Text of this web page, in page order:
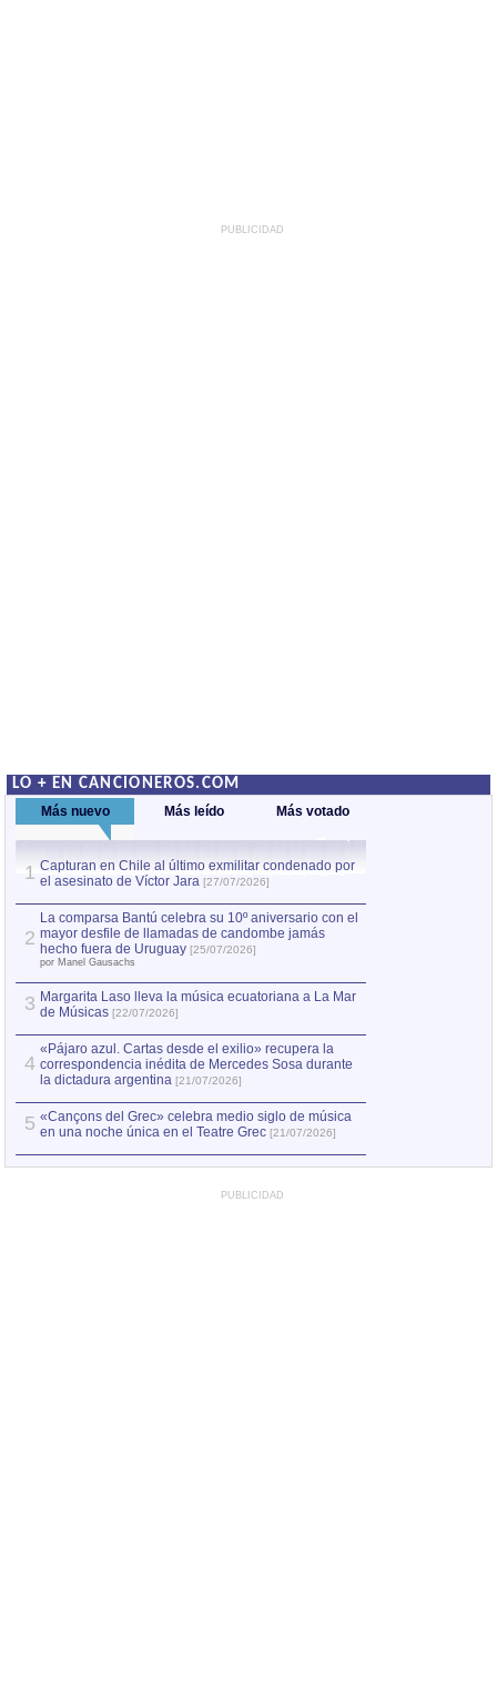
PUBLICIDAD
LO + EN CANCIONEROS.COM
Más nuevo Más leído Más votado
1 Capturan en Chile al último exmilitar condenado por
el asesinato de Víctor Jara [27/07/2026]
2
La comparsa Bantú celebra su 10º aniversario con el
mayor desfile de llamadas de candombe jamás
hecho fuera de Uruguay [25/07/2026]
por Manel Gausachs
3 Margarita Laso lleva la música ecuatoriana a La Mar
de Músicas [22/07/2026]
4
«Pájaro azul. Cartas desde el exilio» recupera la
correspondencia inédita de Mercedes Sosa durante
la dictadura argentina [21/07/2026]
5 «Cançons del Grec» celebra medio siglo de música
en una noche única en el Teatre Grec [21/07/2026]
PUBLICIDAD